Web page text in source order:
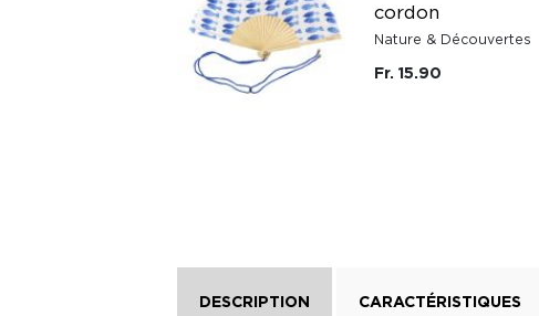
cordon
Nature & Découvertes
Fr. 15.90
DESCRIPTION CARACTÉRISTIQUES